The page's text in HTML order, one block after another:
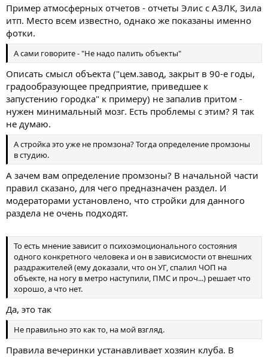
Пример атмосферных отчетов - отчеты Элис с АЗЛК, Зила
итп. Место всем известно, однако же показаны именно
фотки.
А сами говорите - "Не надо палить объекты"
Описать смысл объекта ("цем.завод, закрыт в 90-е годы,
градообразующее предприятие, приведшее к
запустению городка" к примеру) не запалив притом -
нужен минимальный мозг. Есть проблемы с этим? Я так
не думаю.
А стройка это уже не промзона? Тогда определение промзоны
в студию.
А зачем вам определение промзоны? В начальной части
правил сказано, для чего предназначен раздел. И
модераторами установлено, что стройки для данного
раздела не очень подходят.
То есть мнение зависит о психоэмоционального состояния
одного конкретного человека и он в зависисмости от внешних
раздражителей (ему доказали, что он УГ, спалил ЧОП на
объекте, на ногу в метро наступили, ПМС и проч...) решает что
хорошо, а что нет.
Да, это так
Не правильно это как то, на мой взгляд.
Правила вечеринки устанавливает хозяин клуба. В